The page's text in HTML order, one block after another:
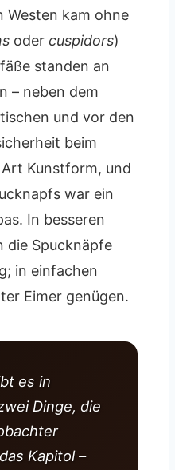
Westen kam ohne
oder cuspidors)
standen an
– neben dem
und vor den
beim
Kunstform, und
war ein
In besseren
die Spucknäpfe
in einfachen
Eimer genügen.
es in
Dinge, die
Kapitol –